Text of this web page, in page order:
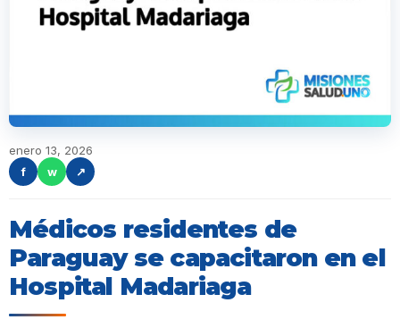
enero 13, 2026
f
w ↗
Médicos residentes de
Paraguay se capacitaron en el
Hospital Madariaga